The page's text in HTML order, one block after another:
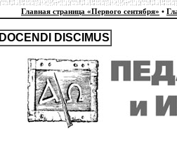
Главная страница «Первого сентября» •
DOCENDI DISCIMUS